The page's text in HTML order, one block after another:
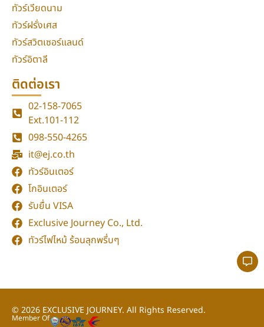
ทัวร์เวียดนาม
ทัวร์ฝรั่งเศส
ทัวร์สวิตเซอร์แลนด์
ทัวร์อิตาลี
ติดต่อเรา
02-158-7065
Ext.101-112
098-550-4265
it@ej.co.th
ทัวร์อินเตอร์
โกอินเตอร์
รับยื่น VISA
Exclusive Journey Co., Ltd.
ทัวร์ไฟไหม้ ร้อนลุกพรึ่บๆ
© 2026 EXCLUSIVE JOURNEY. All Rights Reserved.
Member Of กลับขึ้นด้านบน